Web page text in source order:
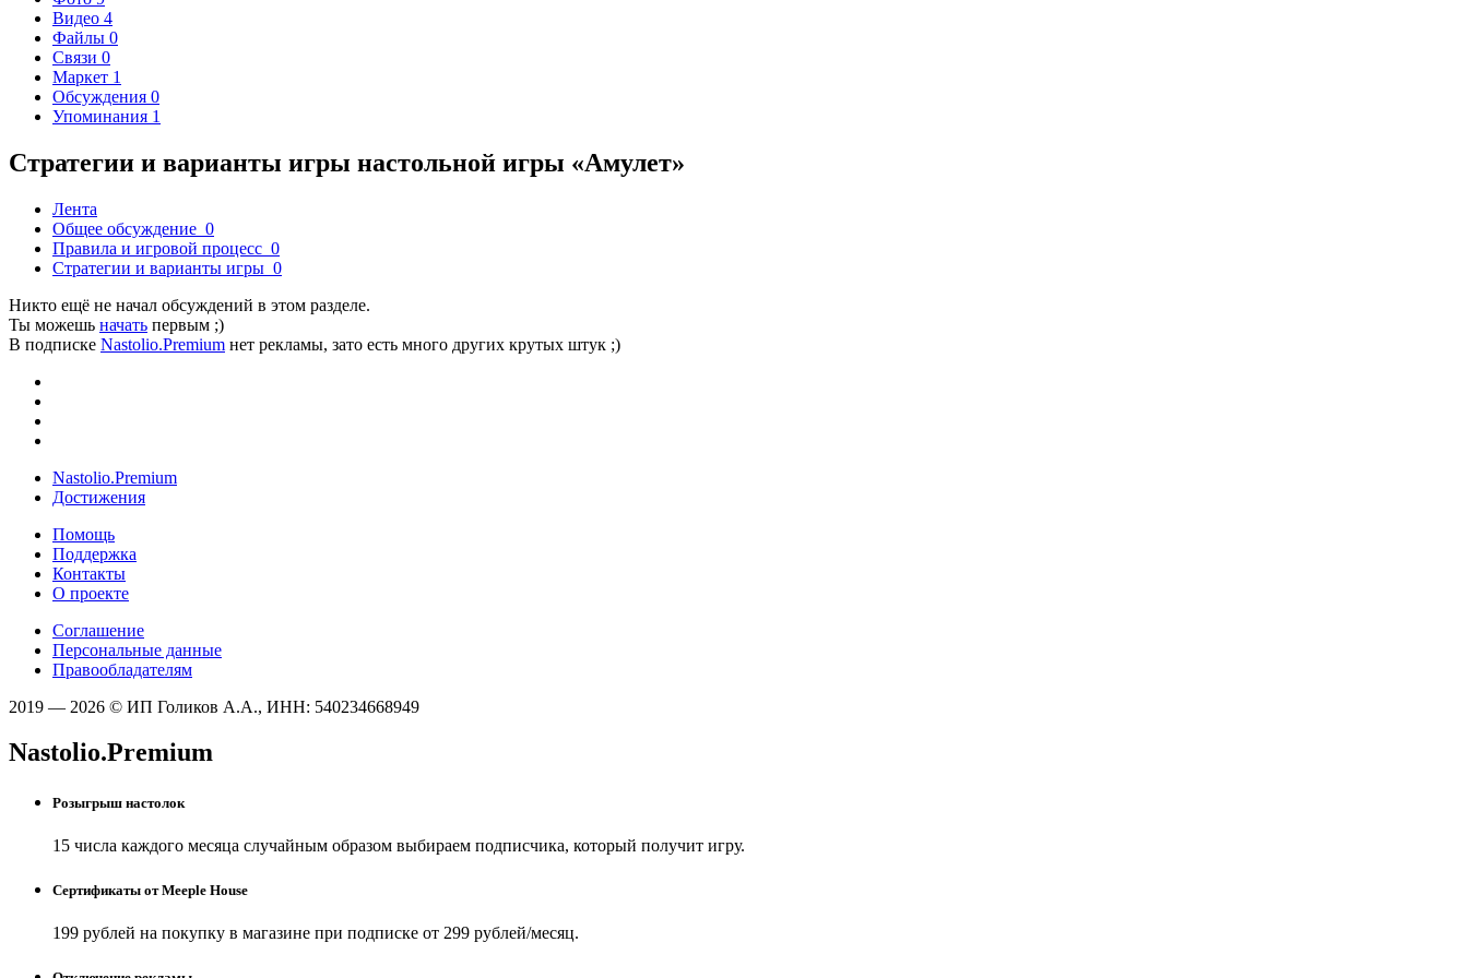
Видео 4
Файлы 0
Связи 0
Маркет 1
Обсуждения 0
Упоминания 1
Стратегии и варианты игры настольной игры «Амулет»
Лента
Общее обсуждение 0
Правила и игровой процесс 0
Стратегии и варианты игры 0
Никто ещё не начал обсуждений в этом разделе.
Ты можешь начать первым ;)
В подписке Nastolio.Premium нет рекламы, зато есть много других крутых штук ;)
Nastolio.Premium
Достижения
Помощь
Поддержка
Контакты
О проекте
Соглашение
Персональные данные
Правообладателям
2019 — 2026 © ИП Голиков А.А., ИНН: 540234668949
Nastolio.Premium
Розыгрыш настолок
15 числа каждого месяца случайным образом выбираем подписчика, который получит игру.
Сертификаты от Meeple House
199 рублей на покупку в магазине при подписке от 299 рублей/месяц.